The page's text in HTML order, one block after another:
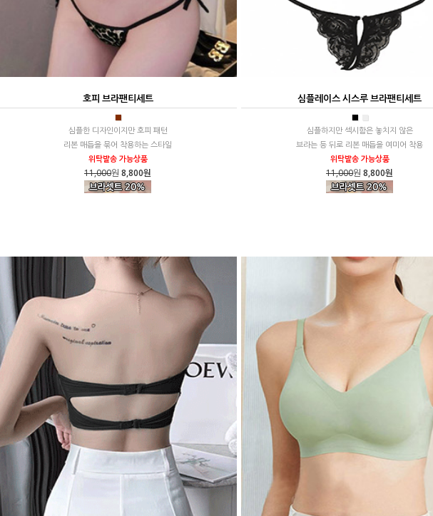
호피 브라팬티세트
■
심플한 디자인이지만 호피 패턴
리본 매듭을 묶어 착용하는 스타일
위탁발송 가능상품
11,000원 8,800원
심플레이스 시스루 브라팬티세트
■ ■
심플하지만 섹시함은 놓치지 않은
브라는 등 뒤로 리본 매듭을 여미어 착용
위탁발송 가능상품
11,000원 8,800원